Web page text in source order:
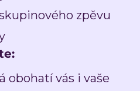
zpěvu
obohatí vás i vaše